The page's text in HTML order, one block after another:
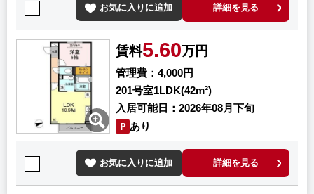
お気に入りに追加 詳細を見る
賃料5.60万円
管理費
4,000円
201号室1LDK(42m²)
入居可能日
2026年08月下旬
あり
お気に入りに追加 詳細を見る